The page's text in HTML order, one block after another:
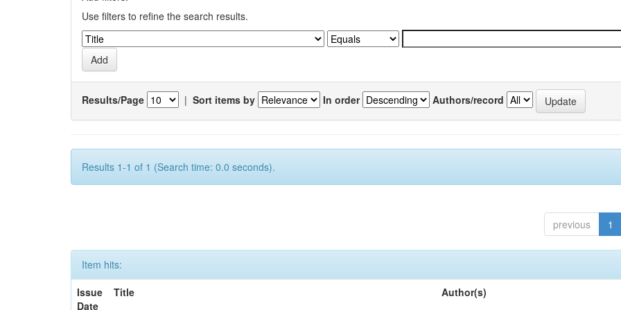
Use filters to refine the search results.
Results/Page | Sort items by In order Authors/record
Results 1-1 of 1 (Search time: 0.0 seconds).
previous 1
Item hits:
Issue
Date
Title Author(s)